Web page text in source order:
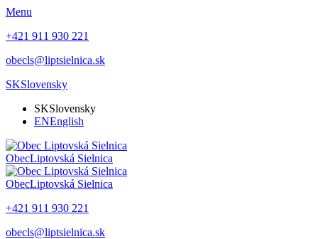
Menu
+421 911 930 221
obecls@liptsielnica.sk
SKSlovensky
SKSlovensky
ENEnglish
ObecLiptovská Sielnica
ObecLiptovská Sielnica
+421 911 930 221
obecls@liptsielnica.sk